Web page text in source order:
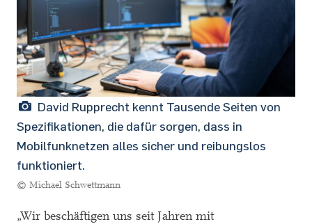
David Rupprecht kennt Tausende Seiten von
Spezifikationen, die dafür sorgen, dass in
Mobilfunknetzen alles sicher und reibungslos
funktioniert.
© Michael Schwettmann
„Wir beschäftigen uns seit Jahren mit